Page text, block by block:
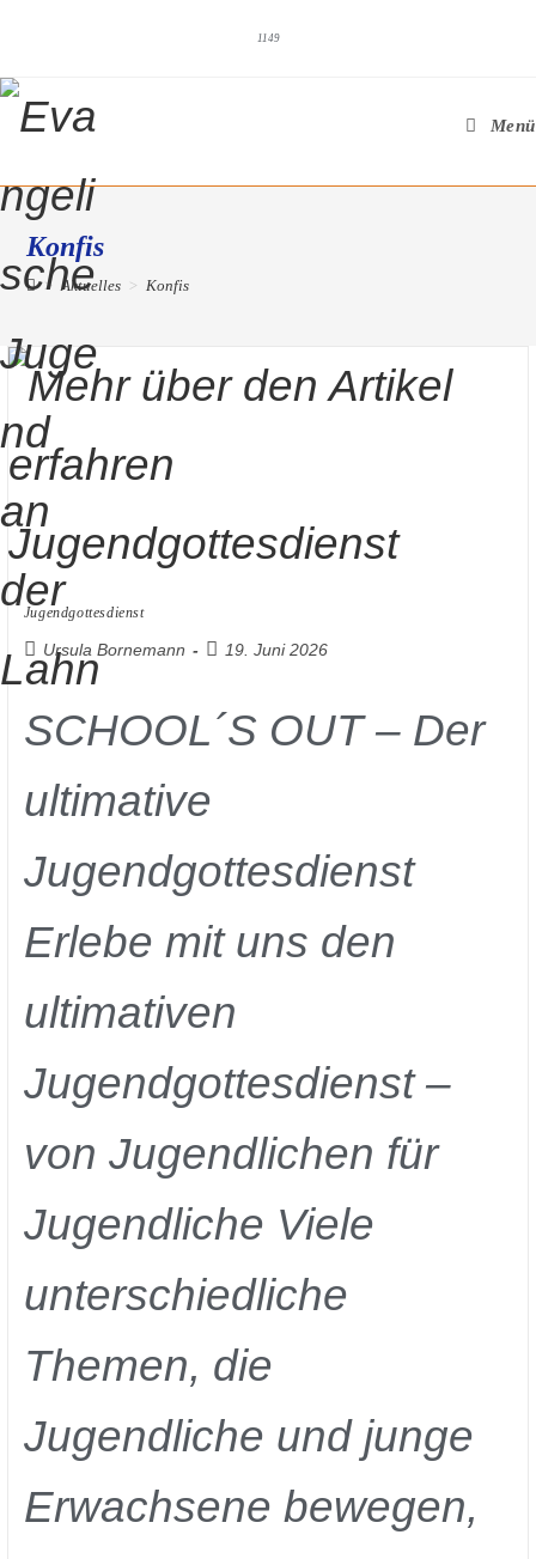
1149
Menü
Konfis
> Aktuelles > Konfis
Jugendgottesdienst
Ursula Bornemann 19. Juni 2026
SCHOOL´S OUT – Der
ultimative
Jugendgottesdienst
Erlebe mit uns den
ultimativen
Jugendgottesdienst –
von Jugendlichen für
Jugendliche Viele
unterschiedliche
Themen, die
Jugendliche und junge
Erwachsene bewegen,